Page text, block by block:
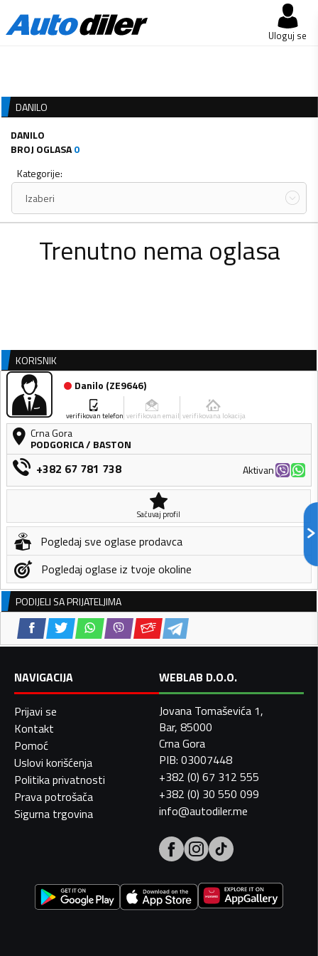
Uloguj se
DANILO
DANILO
BROJ OGLASA0
Kategorije:
Izaberi
Trenutno nema oglasa
KORISNIK
Danilo (ZE9646)
verifikovan telefon verifikovan email verifikovana lokacija
Crna Gora
PODGORICA/ BASTON
+382 67 781 738 Aktivan
Sačuvaj profil
Pogledaj sve oglase prodavca
Pogledaj oglase iz tvoje okoline
PODIJELI SA PRIJATELJIMA
NAVIGACIJA
Prijavi se
Kontakt
Pomoć
Uslovi korišćenja
Politika privatnosti
Prava potrošača
Sigurna trgovina
WEBLAB D.O.O.
Jovana Tomaševića 1,
Bar, 85000
Crna Gora
PIB: 03007448
+382 (0) 67 312 555
+382 (0) 30 550 099
info@autodiler.me